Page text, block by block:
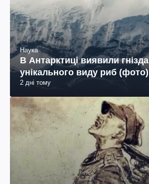
Наука
В Антарктиці виявили гнізда
унікального виду риб (фото)
2 дні тому